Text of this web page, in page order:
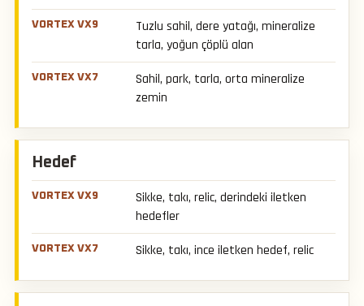
Tuzlu sahil, dere yatağı, mineralize
tarla, yoğun çöplü alan
Sahil, park, tarla, orta mineralize
zemin
Hedef
Sikke, takı, relic, derindeki iletken
hedefler
Sikke, takı, ince iletken hedef, relic